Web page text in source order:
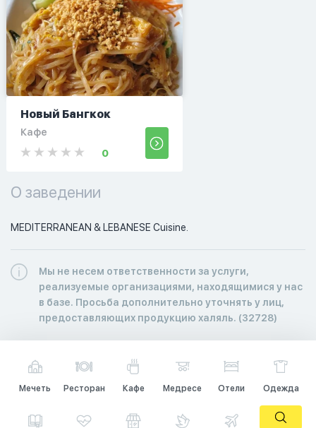
Новый Бангкок
Кафе
0
О заведении
MEDITERRANEAN & LEBANESE Cuisine.
Мы не несем ответственности за услуги,
реализуемые организациями, находящимися у нас
в базе. Просьба дополнительно уточнять у лиц,
предоставляющих продукцию халяль. (32728)
Мечеть Ресторан Кафе Медресе Отели Одежда